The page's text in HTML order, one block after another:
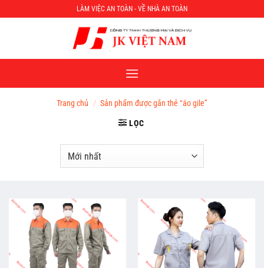
đến
LÀM VIỆC AN TOÀN - VỀ NHÀ AN TOÀN
Trang chủ / Sản phẩm được gắn thẻ “áo gile”
LỌC